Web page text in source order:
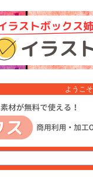
ようこそ